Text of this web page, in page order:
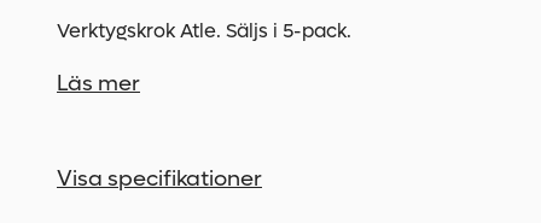
Verktygskrok Atle. Säljs i 5-pack.
Läs mer
Visa specifikationer